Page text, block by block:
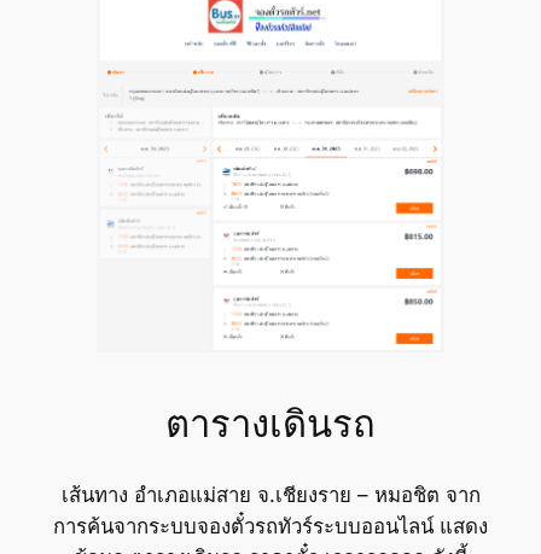
ตารางเดินรถ
เส้นทาง อำเภอแม่สาย จ.เชียงราย – หมอชิต จาก
การค้นจากระบบจองตั๋วรถทัวร์ระบบออนไลน์ แสดง